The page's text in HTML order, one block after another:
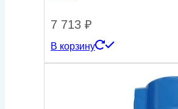
7 713 ₽
В корзину